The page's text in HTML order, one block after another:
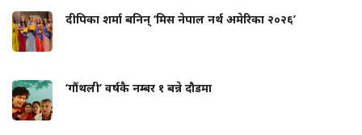
दीपिका शर्मा बनिन् ‘मिस नेपाल नर्थ अमेरिका २०२६’
‘गौंथली’ वर्षकै नम्बर १ बन्ने दौडमा